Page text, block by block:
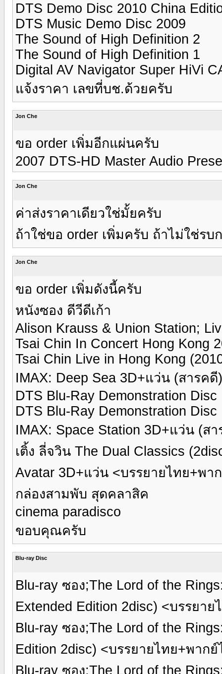
DTS Demo Disc 2010 China
DTS Music Demo Disc 2009
The Sound of High Definition 2
The Sound of High Definition 1
Digital AV Navigator Super HiVi
แจ้งราคา เลขที่บช.ด้วยครับ
Jon Che
ขอ order เพิ่มอีกแผ่นครับ
2007 DTS-HD Master Audio
Jon Che
ค่าส่งราคาเดียวใช่มั้ยครับ
ถ้าใช่ขอ order เพิ่มครับ ถ้าไม่ใช่ร
Jon Che
ขอ order เพิ่มดังนี้ครับ
หนังซอง ดีวีดีเก้า
Alison Krauss & Union Station;
Tsai Chin In Concert Hong Kong
Tsai Chin Live in Hong Kong
IMAX: Deep Sea 3D+แว่น (สารค
DTS Blu-Ray Demonstration Disc
DTS Blu-Ray Demonstration Disc
IMAX: Space Station 3D+แว่น (ส
เติ้ง ลี่จวิน The Dual Classics
Avatar 3D+แว่น <บรรยายไทย+พา
กล่องสามพับ สุดคลาสิค
cinema paradisco
ขอบคุณครับ
Blu-ray Disc
Blu-ray ซอง;The Lord of the
Extended Edition 2disc) <บรรยา
Blu-ray ซอง;The Lord of the
Edition 2disc) <บรรยายไทย+พาก
Blu-ray ซอง;The Lord of the